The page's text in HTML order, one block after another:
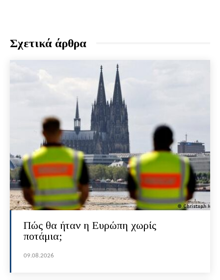
Σχετικά άρθρα
Πώς θα ήταν η Ευρώπη χωρίς
ποτάμια;
09.08.2026